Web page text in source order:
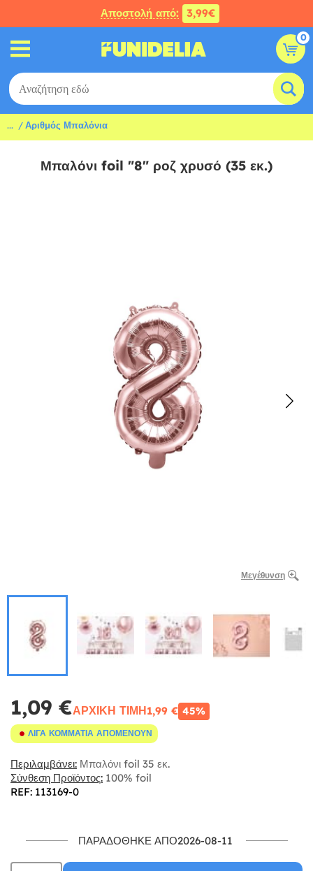
Αποστολή από: 3,99€
0
... Αριθμός Μπαλόνια
Μπαλόνι foil "8" ροζ χρυσό (35 εκ.)
Μεγέθυνση
1,09 €ΑΡΧΙΚΉ ΤΙΜΉ1,99 € 45%
ΛΊΓΑ ΚΟΜΜΆΤΙΑ ΑΠΟΜΈΝΟΥΝ
Περιλαμβάνει: Μπαλόνι foil 35 εκ.
Σύνθεση Προϊόντος: 100% foil
REF: 113169-0
ΠΑΡΑΔΌΘΗΚΕ ΑΠΌ2026-08-11